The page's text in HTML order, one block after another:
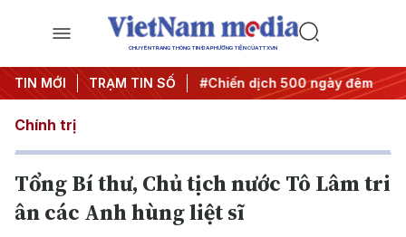
CHUYÊN TRANG THÔNG TIN ĐA PHƯƠNG TIỆN CỦA TTXVN
TIN MỚI TRẠM TIN SỐ
quyết thành hành động #Chiến dịch 500 ngày đêm
Chính trị
Tổng Bí thư, Chủ tịch nước Tô Lâm tri
ân các Anh hùng liệt sĩ